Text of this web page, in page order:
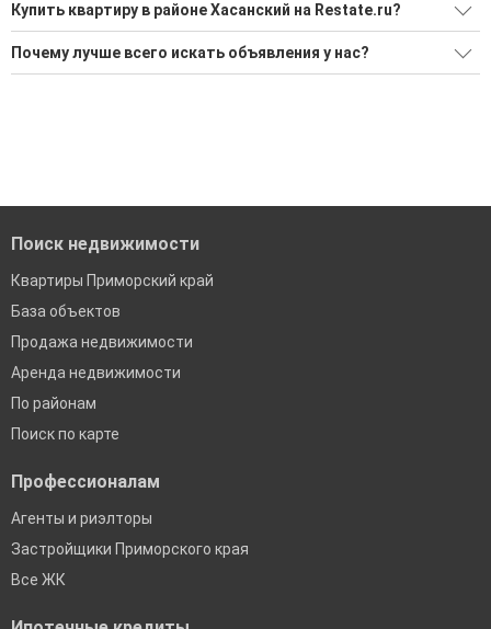
Купить квартиру в районе Хасанский на Restate.ru?
Поможем Купить квартиру в районе Хасанский?
Воспользуйтесь нашим поиском по новостройкам, для
Почему лучше всего искать объявления у нас?
Поиск недвижимости
Квартиры Приморский край
База объектов
Продажа недвижимости
Аренда недвижимости
По районам
Поиск по карте
Профессионалам
Агенты и риэлторы
Застройщики Приморского края
Все ЖК